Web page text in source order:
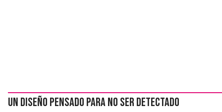
Un diseño pensado para no ser detectado